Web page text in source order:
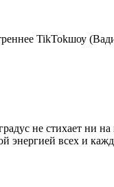
TikTokшоу
не стихает
энергией всех и